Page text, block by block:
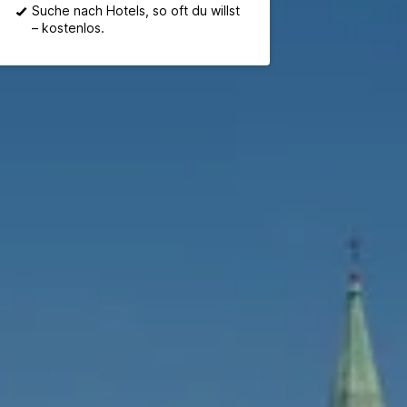
Suche nach Hotels, so oft du willst
– kostenlos.